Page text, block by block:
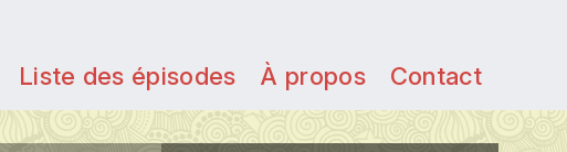
Liste des épisodes À propos Contact